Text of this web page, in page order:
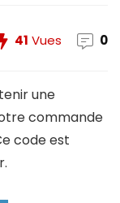
41 Vues 0
une
commande
code est